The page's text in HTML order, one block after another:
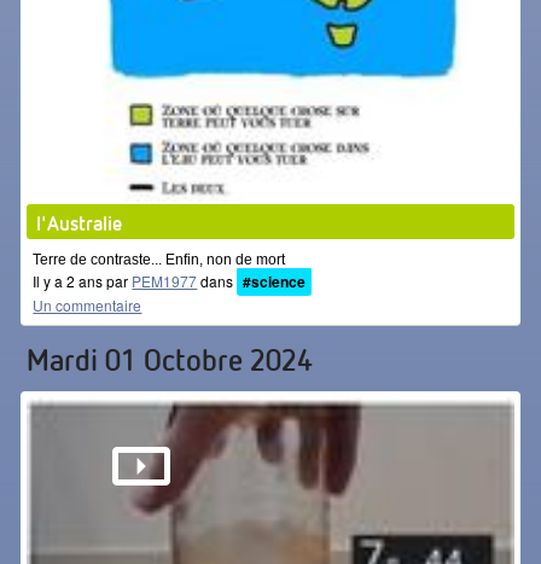
l'Australie
Terre de contraste... Enfin, non de mort
Il y a 2 ans par PEM1977dans #science
Un commentaire
Mardi 01 Octobre 2024